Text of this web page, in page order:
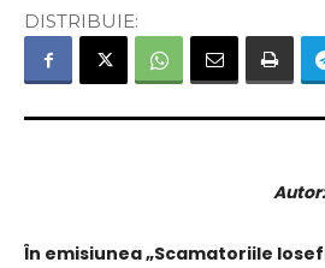
DISTRIBUIE:
În emisiunea „Scamatoriile